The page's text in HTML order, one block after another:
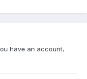
have an account,